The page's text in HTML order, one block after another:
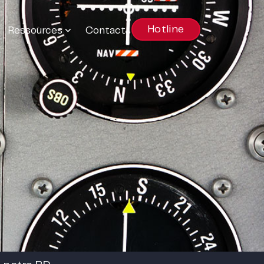
Ressources Contact Hotline